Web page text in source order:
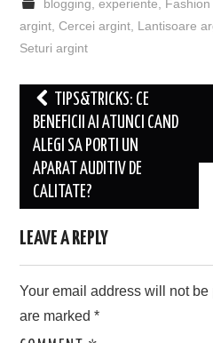
blogging experiente Fashion
argint ,Cercei argint Lantisoare
Seturi argint
Post
navigation
TIPS&TRICKS: CE
BENEFICII AI ATUNCI CAND
ALEGI SA PORTI UN
APARAT AUDITIV DE
CALITATE?
LEAVE A REPLY
Your email address will not be
are marked*